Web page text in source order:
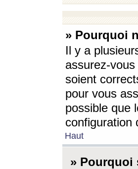
» Pourquoi
Il y a
assurez-
soient
pour vous
possible que
configuration
Haut
» Pourquoi